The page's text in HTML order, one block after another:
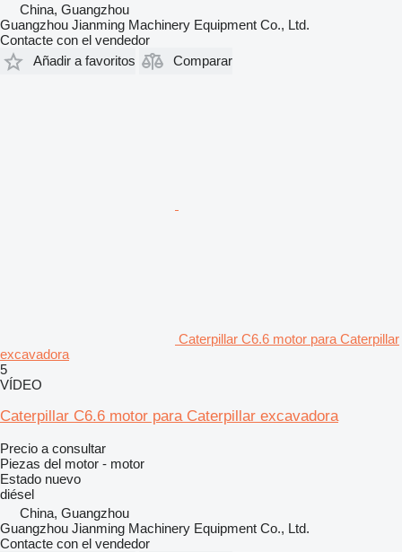
China, Guangzhou
Guangzhou Jianming Machinery Equipment Co., Ltd.
Contacte con el vendedor
Añadir a favoritos
Comparar
Caterpillar C6.6 motor para Caterpillar
excavadora
5
VÍDEO
Caterpillar C6.6 motor para Caterpillar excavadora
Precio a consultar
Piezas del motor - motor
Estado nuevo
diésel
China, Guangzhou
Guangzhou Jianming Machinery Equipment Co., Ltd.
Contacte con el vendedor